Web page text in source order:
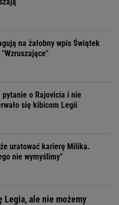
na żałobny wpis Świątek
pytanie o Rajovicia i nie
się kibicom Legii
uratować karierę Milika.
nie wymyślimy"
Legia, ale nie możemy